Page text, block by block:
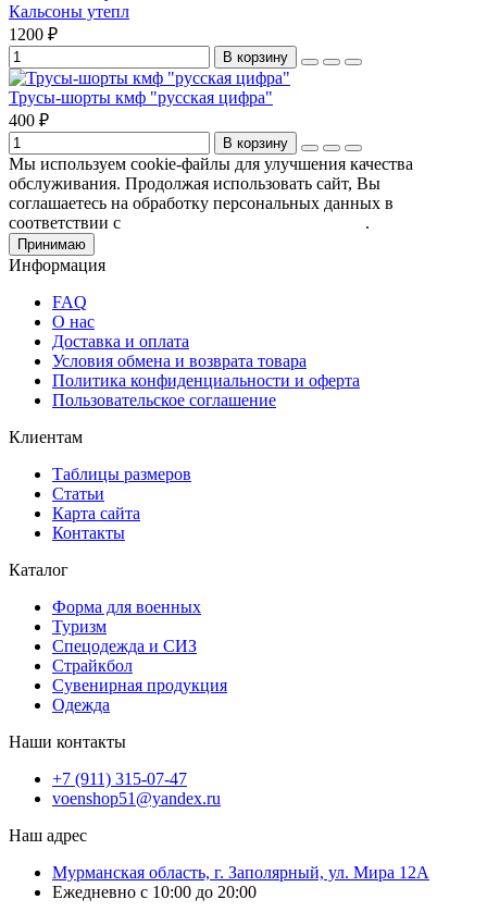
Кальсоны утепл
1200 ₽
В корзину
Трусы-шорты кмф "русская цифра"
400 ₽
В корзину
Мы используем cookie-файлы для улучшения качества
обслуживания. Продолжая использовать сайт, Вы
соглашаетесь на обработку персональных данных в
соответствии с
.
Принимаю
Информация
FAQ
О нас
Доставка и оплата
Условия обмена и возврата товара
Политика конфиденциальности и оферта
Пользовательское соглашение
Клиентам
Таблицы размеров
Статьи
Карта сайта
Контакты
Каталог
Форма для военных
Туризм
Спецодежда и СИЗ
Страйкбол
Сувенирная продукция
Одежда
Наши контакты
+7 (911) 315-07-47
voenshop51@yandex.ru
Наш адрес
Мурманская область, г. Заполярный, ул. Мира 12А
Ежедневно с 10:00 до 20:00